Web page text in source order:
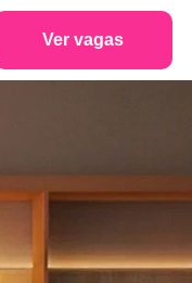
Ver vagas